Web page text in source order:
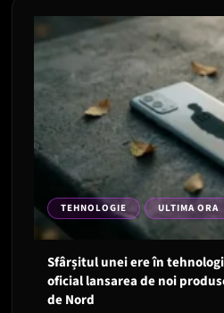
TEHNOLOGIE ULTIMA ORA
Sfârșitul unei ere în
oficial lansarea de noi
de Nord